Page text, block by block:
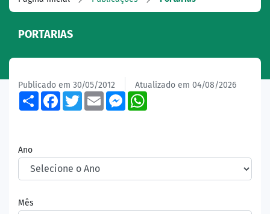
PORTARIAS
Publicado em 30/05/2012 Atualizado em 04/08/2026
ShareFacebook
TwitterEmailMessenger
Ano
Mês